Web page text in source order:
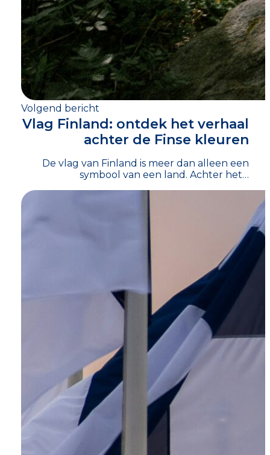
Volgend bericht
Vlag Finland: ontdek het verhaal
achter de Finse kleuren
De vlag van Finland is meer dan alleen een
symbool van een land. Achter het…